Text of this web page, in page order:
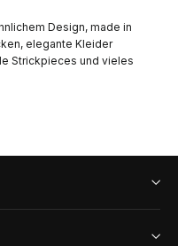
Design, made in
elegante Kleider
Strickpieces und vieles